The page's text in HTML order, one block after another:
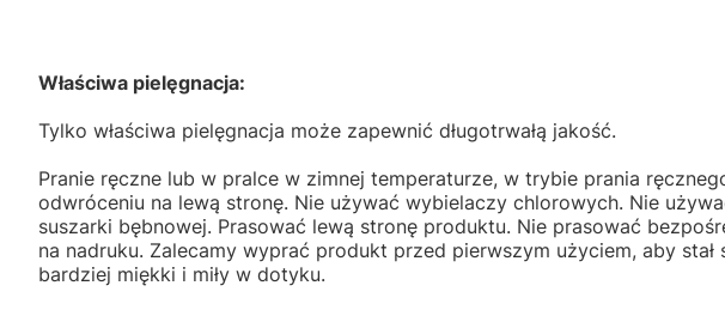
Właściwa pielęgnacja:
Tylko właściwa pielęgnacja może zapewnić długotrwałą jakość.
Pranie ręczne lub w pralce w zimnej temperaturze, w trybie prania
odwróceniu na lewą stronę. Nie używać wybielaczy chlorowych. Nie
suszarki bębnowej. Prasować lewą stronę produktu. Nie prasować
na nadruku. Zalecamy wyprać produkt przed pierwszym użyciem, aby stał
bardziej miękki i miły w dotyku.